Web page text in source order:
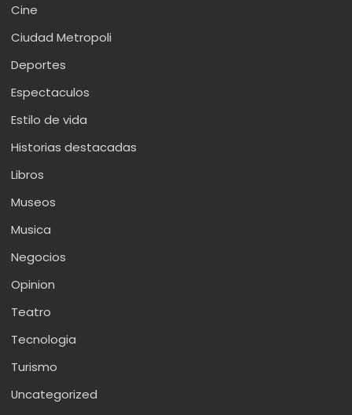
Cine
Ciudad Metropoli
Deportes
Espectaculos
Estilo de vida
Historias destacadas
Libros
Museos
Musica
Negocios
Opinion
Teatro
Tecnologia
Turismo
Uncategorized